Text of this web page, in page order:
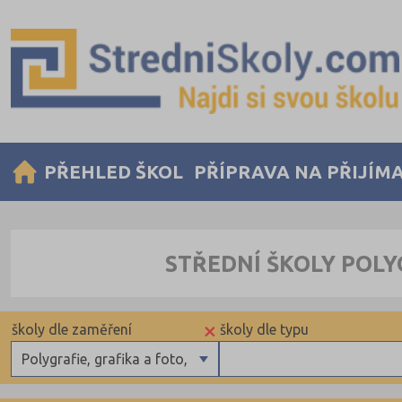
PŘEHLED ŠKOL PŘÍPRAVA NA
STŘEDNÍ ŠKOLY
školy dle typu
×
Polygrafie, grafika a foto, knihy
školy dle zaměření